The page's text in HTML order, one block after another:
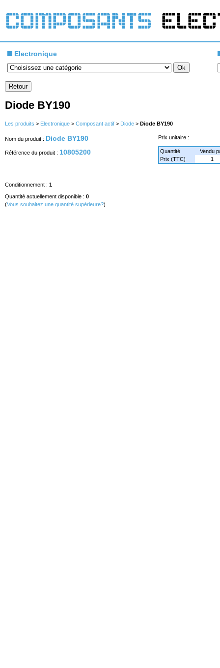
Electronique
Diode BY190
Les produits > Electronique > Composant actif > Diode > Diode BY190
Nom du produit : Diode BY190
Référence du produit : 10805200
Prix unitaire :
Quantité
Vendu
Prix (TTC)
1
Conditionnement : 1
Quantité actuellement disponible : 0
(Vous souhaitez une quantité supérieure?)